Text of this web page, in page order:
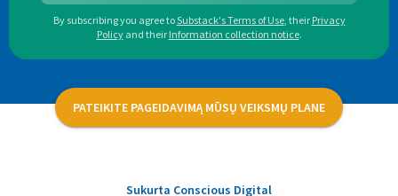
By subscribing you agree toSubstack's Terms of Use, their Privacy
Policy and their Information collection notice.
PATEIKITE PAGEIDAVIMĄ MŪSŲ VEIKSMŲ PLANE
Sukurta Conscious Digital